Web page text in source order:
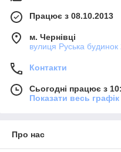
Працює з 08.10.2013
м. Чернівці
вулиця Руська будинок
Контакти
Сьогодні працює з
Показати весь
Про нас